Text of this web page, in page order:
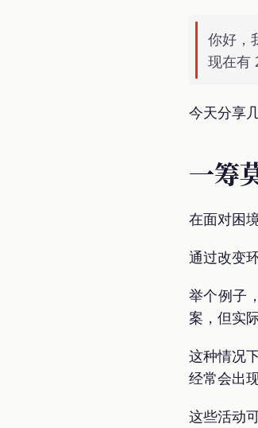
你好，
现在有
今天分享
一筹
在面对困
通过改变
举个例子
案，但实
这种情况
经常会出
这些活动